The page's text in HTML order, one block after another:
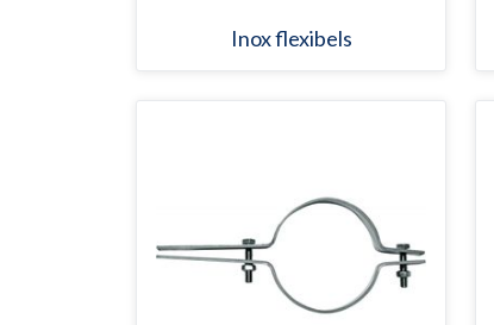
Inox flexibels